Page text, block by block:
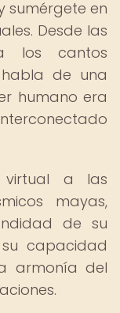
sumérgete en
Desde las
los cantos
de una
humano era
a las
mayas,
de su
capacidad
armonía del